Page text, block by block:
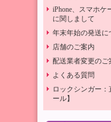
iPhone、スマホケ
に関しまして
年末年始の発送に
店舗のご案内
配送業者変更のご
よくある質問
ロックシンガー：
ール】